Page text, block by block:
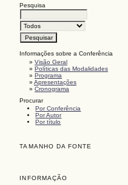
Pesquisa
Informações sobre a Conferência
»Visão Geral
»Políticas das Modalidades
»Programa
»Apresentações
»Cronograma
Procurar
Por Conferência
Por Autor
Por título
TAMANHO DA FONTE
INFORMAÇÃO